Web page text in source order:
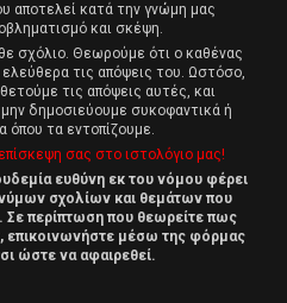
αποτελεί κατά την γνώμη μας
και σκέψη.
σχόλιο. Θεωρούμε ότι ο καθένας
τις απόψεις του. Ωστόσο,
τις απόψεις αυτές, και
δημοσιεύουμε συκοφαντικά ή
όπου τα εντοπίζουμε.
σας στο ιστολόγιο μας!
ευθύνη εκ του νόμου φέρει
σχολίων και θεμάτων που
Σε περίπτωση που θεωρείτε πως
επικοινωνήστε μέσω της φόρμας
ώστε να αφαιρεθεί.